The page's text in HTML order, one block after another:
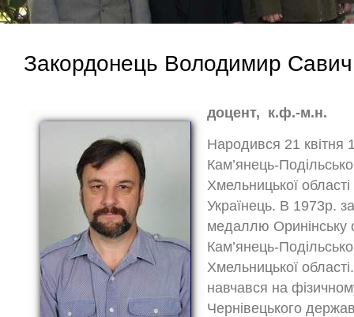
Закордонець Володимир Савич
доцент, к.ф.-м.н.
Народився 21 квітня
Кам’янець-
Хмельницької області
Українець. В 1973р.
медаллю Оринінську
Кам’янець-
Хмельницької
навчався на
Чернівецького